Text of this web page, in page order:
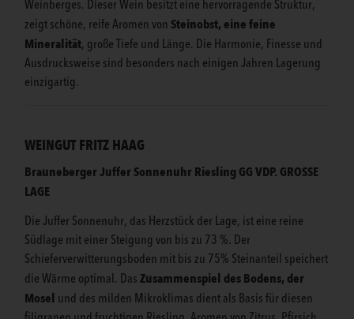
Weinberges. Dieser Wein besitzt eine hervorragende Struktur,
zeigt schöne, reife Aromen von Steinobst, eine feine
Mineralität, große Tiefe und Länge. Die Harmonie, Finesse und
Ausdrucksweise sind besonders nach einigen Jahren Lagerung
einzigartig.
WEINGUT FRITZ HAAG
Brauneberger Juffer Sonnenuhr Riesling GGVDP. GROSSE
LAGE
Die Juffer Sonnenuhr, das Herzstück der Lage, ist eine reine
Südlage mit einer Steigung von bis zu 73 %. Der
Schieferverwitterungsboden mit bis zu 75% Steinanteil speichert
die Wärme optimal. Das Zusammenspiel des Bodens, der
Mosel und des milden Mikroklimas dient als Basis für diesen